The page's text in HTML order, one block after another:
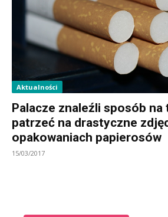
Aktualności
Palacze znaleźli sposób na
patrzeć na drastyczne
opakowaniach papierosów
15/03/2017